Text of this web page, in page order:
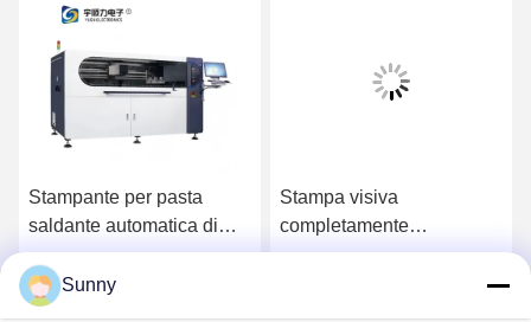
Stampante per pasta
saldante automatica di
alta precisione YS-12 ad
alta efficienza
Stampa visiva
completamente
automatica di alta
Sunny